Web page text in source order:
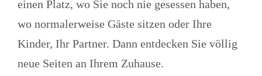
einen Platz, wo Sie noch nie gesessen haben,
wo normalerweise Gäste sitzen oder Ihre
Kinder, Ihr Partner. Dann entdecken Sie völlig
neue Seiten an Ihrem Zuhause.